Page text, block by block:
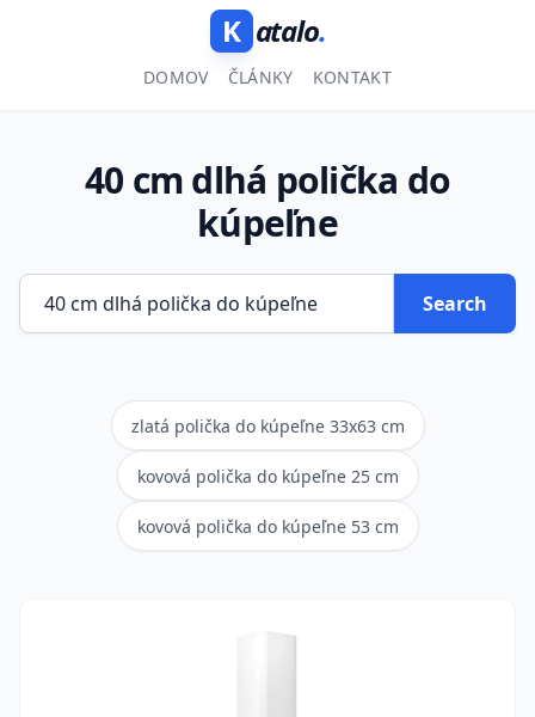
K atalo.
DOMOV ČLÁNKY KONTAKT
40 cm dlhá polička do
kúpeľne
Search
zlatá polička do kúpeľne 33x63 cm
kovová polička do kúpeľne 25 cm
kovová polička do kúpeľne 53 cm